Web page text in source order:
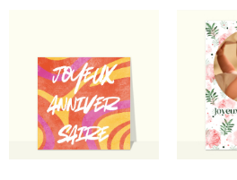
devraient en
avertis par
⭐⭐⭐⭐ le 21/12/20
ce style là!